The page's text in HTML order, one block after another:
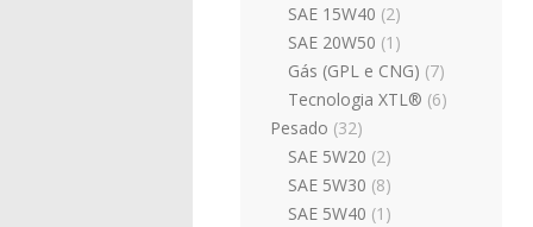
SAE 15W40 (2)
SAE 20W50 (1)
Gás (GPL e CNG) (7)
Tecnologia XTL® (6)
Pesado (32)
SAE 5W20 (2)
SAE 5W30 (8)
SAE 5W40 (1)